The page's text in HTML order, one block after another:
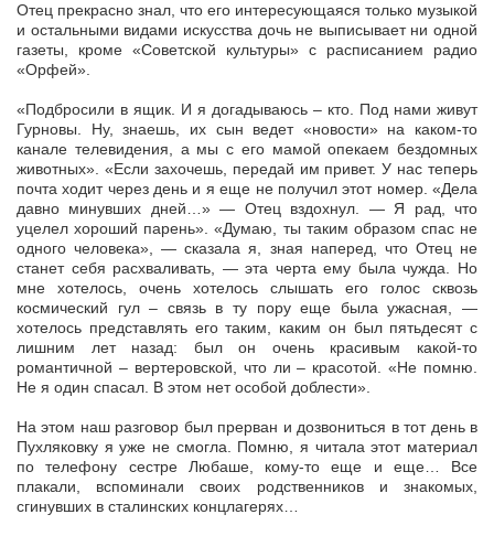
Отец прекрасно знал, что его интересующаяся только музыкой
и остальными видами искусства дочь не выписывает ни одной
газеты, кроме «Советской культуры» с расписанием радио
«Орфей».
«Подбросили в ящик. И я догадываюсь – кто. Под нами живут
Гурновы. Ну, знаешь, их сын ведет «новости» на каком-то
канале телевидения, а мы с его мамой опекаем бездомных
животных». «Если захочешь, передай им привет. У нас теперь
почта ходит через день и я еще не получил этот номер. «Дела
давно минувших дней…» — Отец вздохнул. — Я рад, что
уцелел хороший парень». «Думаю, ты таким образом спас не
одного человека», — сказала я, зная наперед, что Отец не
станет себя расхваливать, — эта черта ему была чужда. Но
мне хотелось, очень хотелось слышать его голос сквозь
космический гул – связь в ту пору еще была ужасная, —
хотелось представлять его таким, каким он был пятьдесят с
лишним лет назад: был он очень красивым какой-то
романтичной – вертеровской, что ли – красотой. «Не помню.
Не я один спасал. В этом нет особой доблести».
На этом наш разговор был прерван и дозвониться в тот день в
Пухляковку я уже не смогла. Помню, я читала этот материал
по телефону сестре Любаше, кому-то еще и еще… Все
плакали, вспоминали своих родственников и знакомых,
сгинувших в сталинских концлагерях…